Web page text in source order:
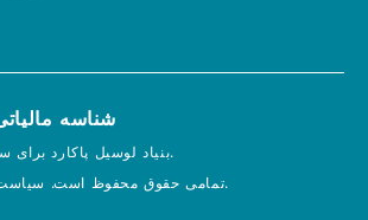
شناسه مالیاتی: 77-
© ۲۰۲۶ بنیاد لوسیل پاکارد برای سلامت کودکان.
تمامی حقوق محفوظ است.سیاست حفظ حریم خصوصی.